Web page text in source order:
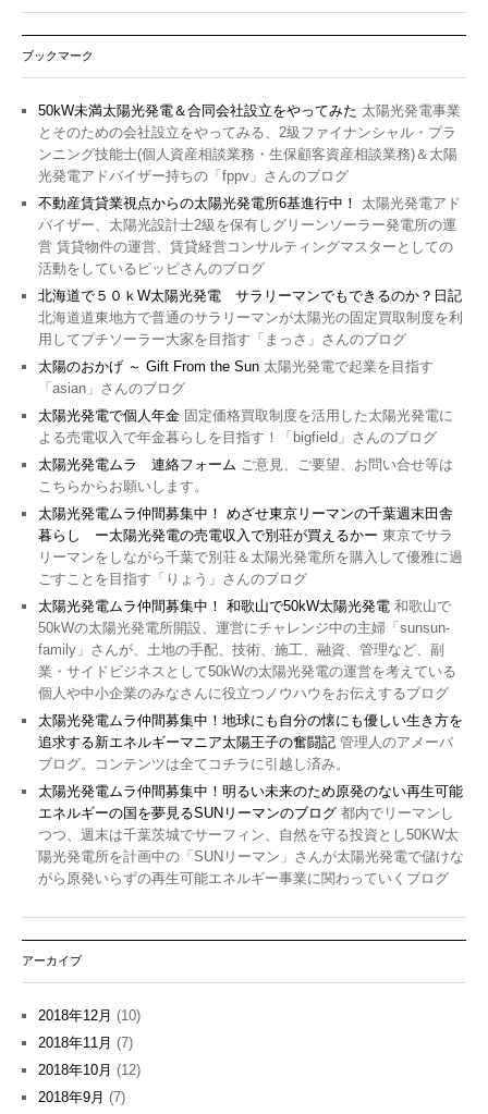
ブックマーク
50kW未満太陽光発電＆合同会社設立をやってみた 太陽光発電事業
とそのための会社設立をやってみる、2級ファイナンシャル・プラ
ンニング技能士(個人資産相談業務・生保顧客資産相談業務)＆太陽
光発電アドバイザー持ちの「fppv」さんのブログ
不動産賃貸業視点からの太陽光発電所6基進行中！
太陽光発電アド
バイザー、太陽光設計士2級を保有しグリーンソーラー発電所の運
営 賃貸物件の運営、賃貸経営コンサルティングマスターとしての
活動をしているピッピさんのブログ
北海道で５０ｋW太陽光発電 サラリーマンでもできるのか？日記
北海道道東地方で普通のサラリーマンが太陽光の固定買取制度を利
用してプチソーラー大家を目指す「まっさ」さんのブログ
太陽のおかげ ～ Gift From the Sun 太陽光発電で起業を目指す
「asian」さんのブログ
太陽光発電で個人年金 固定価格買取制度を活用した太陽光発電に
よる売電収入で年金暮らしを目指す！「bigfield」さんのブログ
太陽光発電ムラ 連絡フォーム ご意見、ご要望、お問い合せ等は
こちらからお願いします。
太陽光発電ムラ仲間募集中！ めざせ東京リーマンの千葉週末田舎
暮らし ー太陽光発電の売電収入で別荘が買えるかー 東京でサラ
リーマンをしながら千葉で別荘＆太陽光発電所を購入して優雅に過
ごすことを目指す「りょう」さんのブログ
太陽光発電ムラ仲間募集中！ 和歌山で50kW太陽光発電 和歌山で
50kWの太陽光発電所開設、運営にチャレンジ中の主婦「sunsun-
family」さんが、土地の手配、技術、施工、融資、管理など、副
業・サイドビジネスとして50kWの太陽光発電の運営を考えている
個人や中小企業のみなさんに役立つノウハウをお伝えするブログ
太陽光発電ムラ仲間募集中！地球にも自分の懐にも優しい生き方を
追求する新エネルギーマニア太陽王子の奮闘記 管理人のアメーバ
ブログ。コンテンツは全てコチラに引越し済み。
太陽光発電ムラ仲間募集中！明るい未来のため原発のない再生可能
エネルギーの国を夢見るSUNリーマンのブログ 都内でリーマンし
つつ、週末は千葉茨城でサーフィン、自然を守る投資とし50KW太
陽光発電所を計画中の「SUNリーマン」さんが太陽光発電で儲けな
がら原発いらずの再生可能エネルギー事業に関わっていくブログ
アーカイブ
2018年12月 (10)
2018年11月 (7)
2018年10月 (12)
2018年9月 (7)